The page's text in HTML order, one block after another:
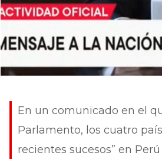
En un comunicado en el
Parlamento, los cuatro
recientes sucesos” en Perú